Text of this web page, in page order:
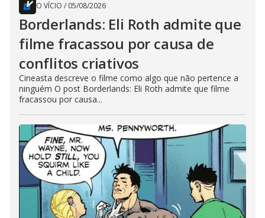
O VÍCIO / 05/08/2026
Borderlands: Eli Roth admite que
filme fracassou por causa de
conflitos criativos
Cineasta descreve o filme como algo que não pertence a
ninguém O post Borderlands: Eli Roth admite que filme
fracassou por causa...